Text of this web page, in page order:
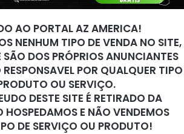
AO PORTAL AZ AMERICA!
NENHUM TIPO DE VENDA NO SITE,
SÃO DOS PRÓPRIOS ANUNCIANTES
POR QUALQUER TIPO
OU SERVIÇO.
DESTE SITE É RETIRADO DA
HOSPEDAMOS E NÃO VENDEMOS
DE SERVIÇO OU PRODUTO!